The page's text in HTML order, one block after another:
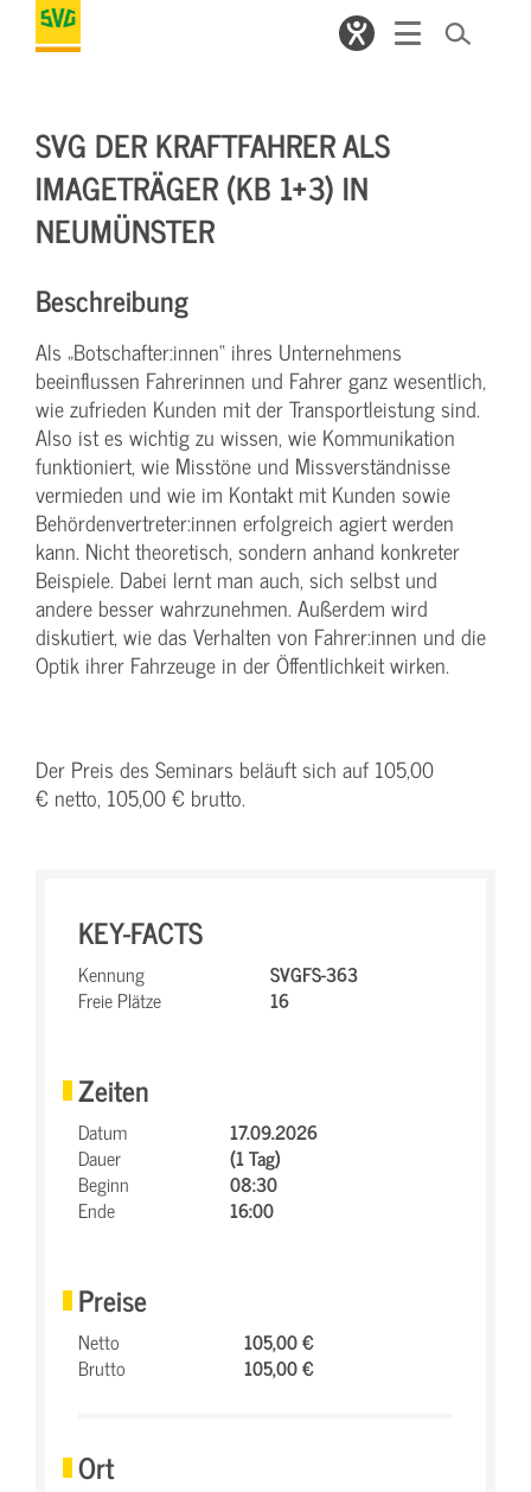
SVG DER KRAFTFAHRER ALS
IMAGETRÄGER (KB 1+3) IN
NEUMÜNSTER
Beschreibung
Als „Botschafter:innen“ ihres Unternehmens
beeinflussen Fahrerinnen und Fahrer ganz wesentlich,
wie zufrieden Kunden mit der Transportleistung sind.
Also ist es wichtig zu wissen, wie Kommunikation
funktioniert, wie Misstöne und Missverständnisse
vermieden und wie im Kontakt mit Kunden sowie
Behördenvertreter:innen erfolgreich agiert werden
kann. Nicht theoretisch, sondern anhand konkreter
Beispiele. Dabei lernt man auch, sich selbst und
andere besser wahrzunehmen. Außerdem wird
diskutiert, wie das Verhalten von Fahrer:innen und die
Optik ihrer Fahrzeuge in der Öffentlichkeit wirken.
Der Preis des Seminars beläuft sich auf 105,00
€ netto, 105,00 € brutto.
KEY-FACTS
Kennung
SVGFS-363
Freie Plätze
16
Zeiten
Datum
17.09.2026
Dauer
(1 Tag)
Beginn
08:30
Ende
16:00
Preise
Netto
105,00 €
Brutto
105,00 €
Ort